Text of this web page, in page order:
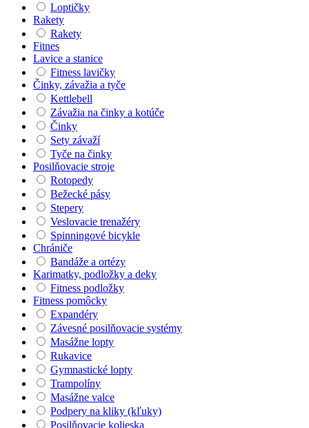
Loptičky
Rakety
Rakety
Fitnes
Lavice a stanice
Fitness lavičky
Činky, závažia a tyče
Kettlebell
Závažia na činky a kotúče
Činky
Sety závaží
Tyče na činky
Posilňovacie stroje
Rotopedy
Bežecké pásy
Stepery
Veslovacie trenažéry
Spinningové bicykle
Chrániče
Bandáže a ortézy
Karimatky, podložky a deky
Fitness podložky
Fitness pomôcky
Expandéry
Závesné posilňovacie systémy
Masážne lopty
Rukavice
Gymnastické lopty
Trampolíny
Masážne valce
Podpery na kliky (kľuky)
Posilňovacie kolieska